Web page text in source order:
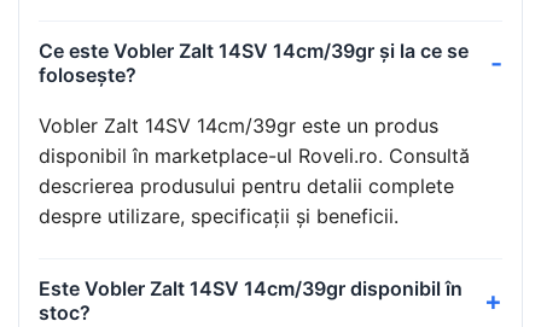
Ce este Vobler Zalt 14SV 14cm/39gr și la ce se
folosește?
Vobler Zalt 14SV 14cm/39gr este un produs
disponibil în marketplace-ul Roveli.ro. Consultă
descrierea produsului pentru detalii complete
despre utilizare, specificații și beneficii.
Este Vobler Zalt 14SV 14cm/39gr disponibil în
stoc?